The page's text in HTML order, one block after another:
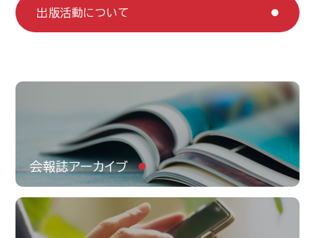
出版活動について
会報誌アーカイブ